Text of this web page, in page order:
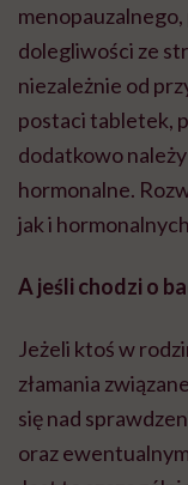
dolegliwości ze
niezależnie od
postaci tabletek,
dodatkowo
hormonalne.
jak i
A jeśli chodzi o
Jeżeli ktoś w
złamania
się nad
oraz